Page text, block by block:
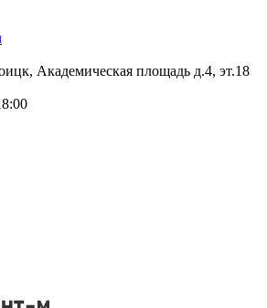
Академическая площадь д.4, эт.18